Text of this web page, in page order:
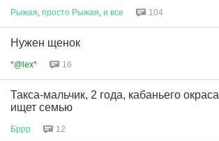
Рыжая просто Рыжая и все 104
Нужен щенок
*@lex* 16
Такса-мальчик, 2 года, кабаньего окраса
ищет семью
Бррр 12